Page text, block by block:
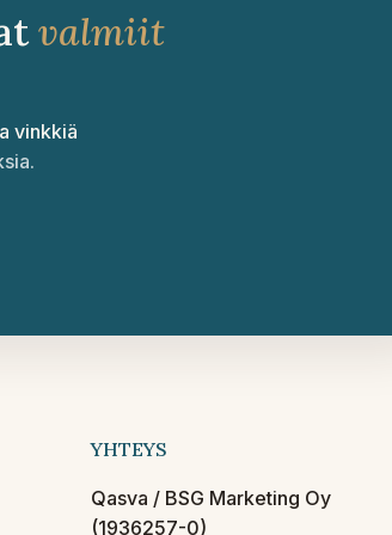
valmiit
vinkkiä
YHTEYS
Qasva / BSG Marketing Oy
(1936257-0)